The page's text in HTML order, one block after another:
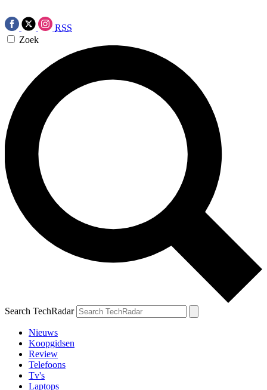
RSS
Zoek
Search TechRadar
Nieuws
Koopgidsen
Review
Telefoons
Tv's
Laptops